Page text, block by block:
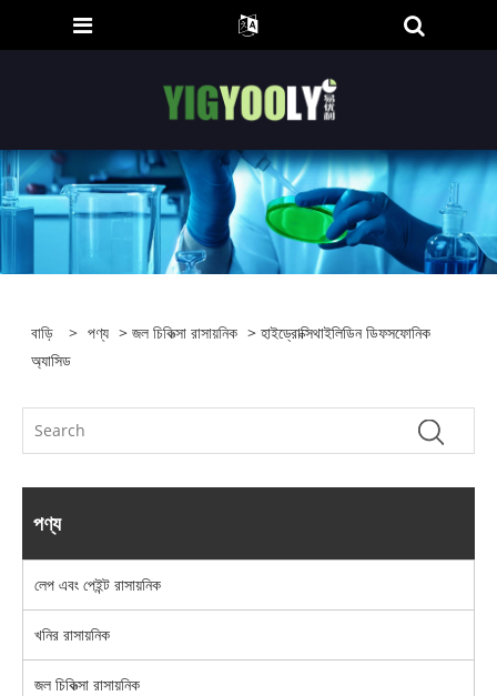
বাড়ি > পণ্য >জল চিকিত্সা রাসায়নিক > হাইড্রোক্সিথাইলিডিন ডিফসফোনিক
অ্যাসিড
পণ্য
লেপ এবং পেইন্ট রাসায়নিক
খনির রাসায়নিক
জল চিকিত্সা রাসায়নিক